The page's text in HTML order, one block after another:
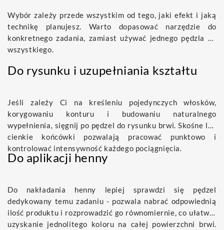
Wybór zależy przede wszystkim od tego, jaki efekt i jaką
technikę planujesz. Warto dopasować narzędzie do
konkretnego zadania, zamiast używać jednego pędzla do
wszystkiego.
Do rysunku i uzupełniania kształtu
Jeśli zależy Ci na kreśleniu pojedynczych włosków,
korygowaniu konturu i budowaniu naturalnego
wypełnienia, sięgnij po pędzel do rysunku brwi. Skośne lub
cienkie końcówki pozwalają pracować punktowo i
kontrolować intensywność każdego pociągnięcia.
Do aplikacji henny
Do nakładania henny lepiej sprawdzi się pędzel
dedykowany temu zadaniu - pozwala nabrać odpowiednią
ilość produktu i rozprowadzić go równomiernie, co ułatwia
uzyskanie jednolitego koloru na całej powierzchni brwi.